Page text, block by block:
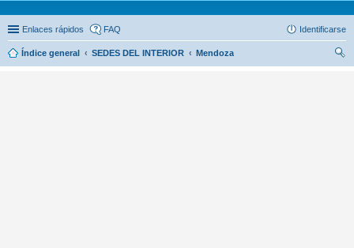
Enlaces rápidos FAQ Identificarse
Índice general SEDES DEL INTERIOR
Mendoza